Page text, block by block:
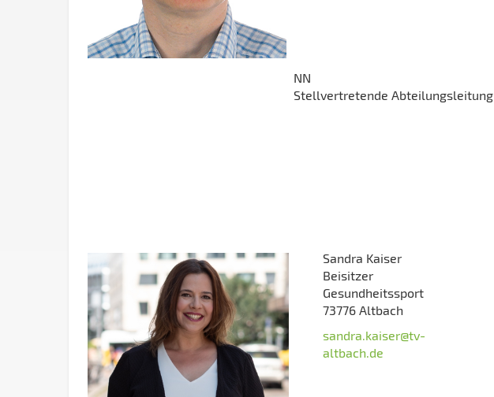
NN
Stellvertretende Abteilungsleitung
Sandra Kaiser
Beisitzer
Gesundheitssport
73776 Altbach
sandra.kaiser@tv-
altbach.de